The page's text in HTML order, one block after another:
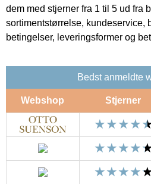
dem med stjerner fra 1 til 5 ud fra
sortimentstørrelse, kundeservice,
betingelser, leveringsformer og
Bedst anmeldte
Webshop Stjerner